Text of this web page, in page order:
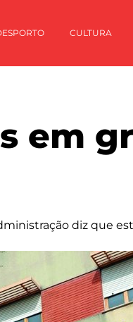
CULTURA
em
diz que